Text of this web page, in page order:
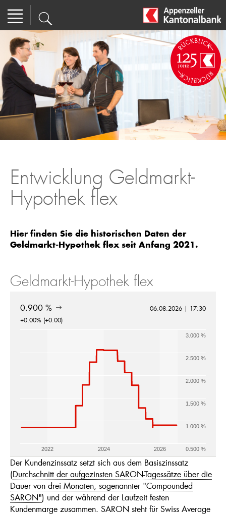
Entwicklung Geldmarkt-
Hypothek flex
Hier finden Sie die historischen Daten der
Geldmarkt-Hypothek flex seit Anfang 2021.
Geldmarkt-Hypothek flex
0.900 %
+0.00% (+0.00)
06.08.2026 | 17:30
2022 2024 2026 0.500 %
1.000 %
1.500 %
2.000 %
2.500 %
3.000 %
Der Kundenzinssatz setzt sich aus dem Basiszinssatz
(Durchschnitt der aufgezinsten SARON-Tagessätze über die
Dauer von drei Monaten, sogenannter "Compounded
SARON") und der während der Laufzeit festen
Kundenmarge zusammen. SARON steht für Swiss Average